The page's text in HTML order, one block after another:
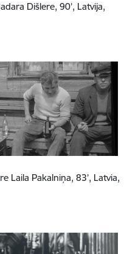
Dišlere, 90’, Latvija,
Laila Pakalniņa, 83’, Latvia,